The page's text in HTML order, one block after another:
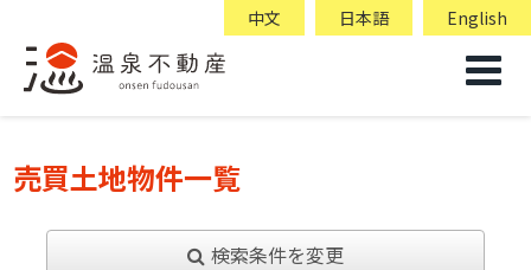
中文 日本語 English
売買土地物件一覧
検索条件を変更